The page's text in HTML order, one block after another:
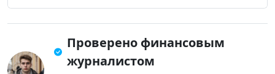
Проверено финансовым
журналистом